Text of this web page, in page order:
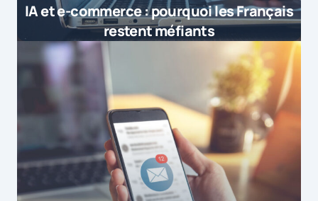
IA et e-commerce : pourquoi les Français
restent méfiants